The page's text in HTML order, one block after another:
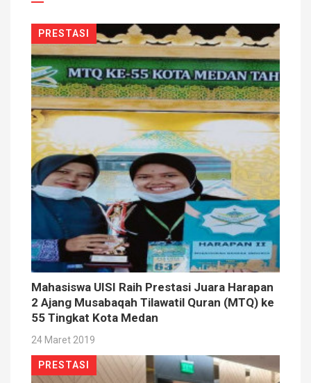
PRESTASI
Mahasiswa UISI Raih Prestasi Juara Harapan
2 Ajang Musabaqah Tilawatil Quran (MTQ) ke
55 Tingkat Kota Medan
24 Maret 2019
PRESTASI